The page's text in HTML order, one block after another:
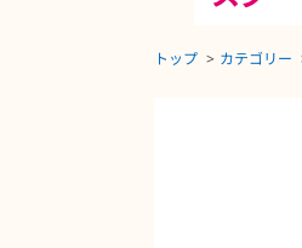
トップ カテゴリー